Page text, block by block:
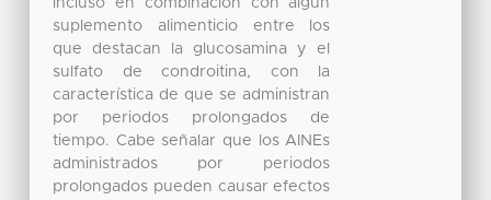
incluso en combinación con algún
suplemento alimenticio entre los
que destacan la glucosamina y el
sulfato de condroitina, con la
característica de que se administran
por periodos prolongados de
tiempo. Cabe señalar que los AINEs
administrados por periodos
prolongados pueden causar efectos